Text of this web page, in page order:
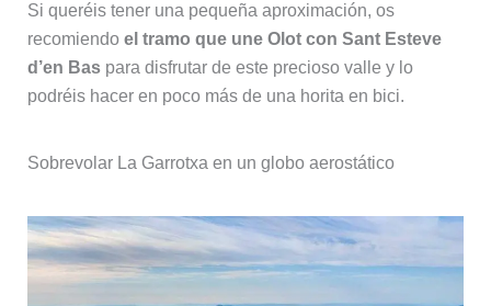
Si queréis tener una pequeña aproximación, os
recomiendo el tramo que une Olot con Sant Esteve
d’en Baspara disfrutar de este precioso valle y lo
podréis hacer en poco más de una horita en bici.
Sobrevolar La Garrotxa en un globo aerostático